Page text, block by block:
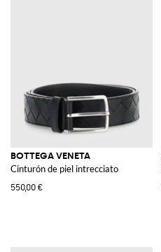
BOTTEGA VENETA
Cinturón de piel intrecciato
550,00 €